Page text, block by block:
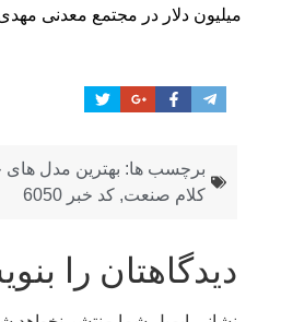
میلیون دلار در مجتمع معدنی
برچسب ها: بهترین مدل
کلام صنعت, کد خبر 6050
دیدگاهتان را